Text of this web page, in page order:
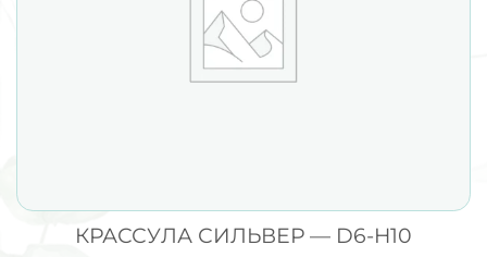
КРАССУЛА СИЛЬВЕР — D6-H10